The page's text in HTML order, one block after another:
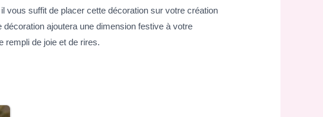
vous suffit de placer cette décoration sur votre création
ajoutera une dimension festive à votre
rempli de joie et de rires.